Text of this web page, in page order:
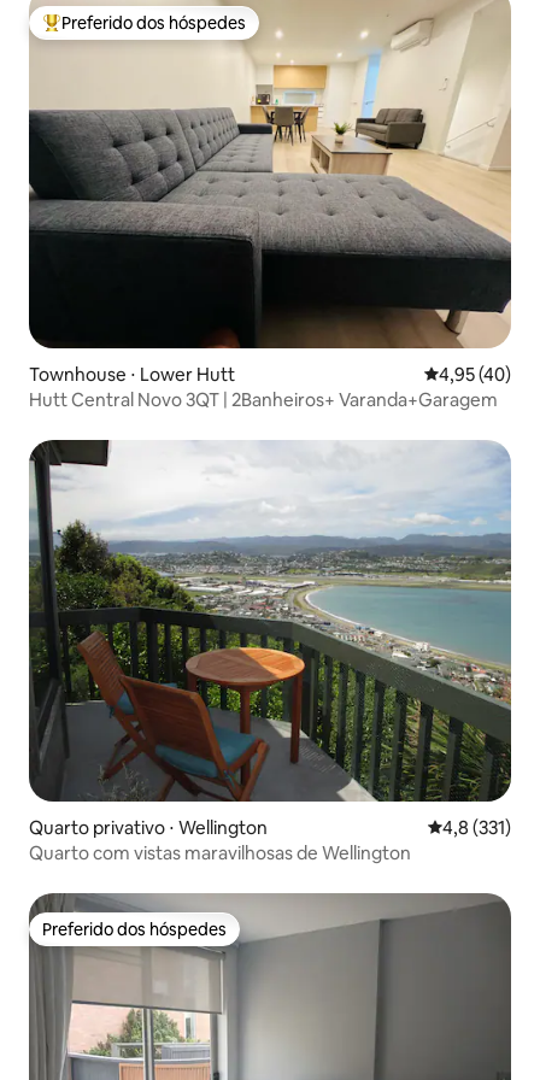
Entre os melhores preferidos dos hóspedes
Preferido dos hóspedes
Townhouse ⋅ Lower Hutt 4,95 de uma
4,95 (40)
Hutt Central Novo 3QT | 2Banheiros+ Varanda+Garagem
Quarto privativo ⋅ Wellington 4,8 de uma
4,8 (331)
Quarto com vistas maravilhosas de Wellington
Preferido dos hóspedes
Preferido dos hóspedes